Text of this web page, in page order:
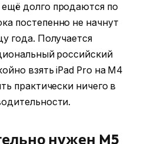
долго продаются по
постепенно не начнут
года. Получается
российский
взять iPad Pro на M4
практически ничего в
нужен M5